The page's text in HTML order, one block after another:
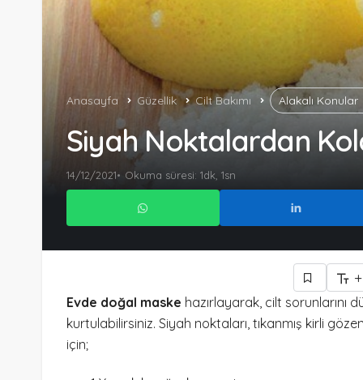
Anasayfa Güzellik Cilt Bakımı Alakalı Konular
Siyah Noktalardan
14/12/2021 Okuma süresi: 1dk, 1sn
+
Evde doğal maske hazırlayarak, cilt
kurtulabilirsiniz. Siyah noktaları, tıkanmış kirli
için;